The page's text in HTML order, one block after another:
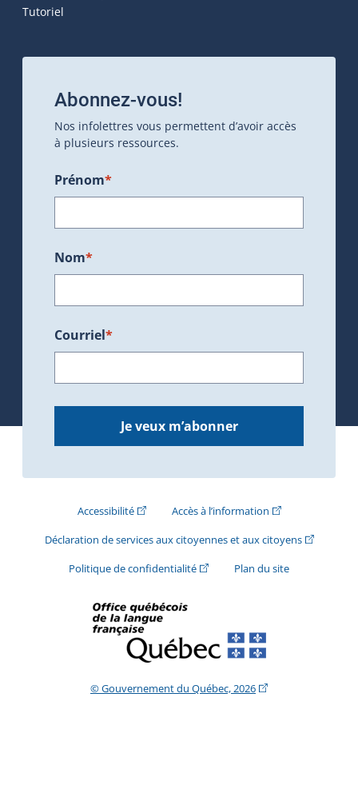
Tutoriel
Abonnez-vous!
Nos infolettres vous permettent d’avoir accès
à plusieurs ressources.
Prénom*
Nom*
Courriel*
Je veux m’abonner
Accessibilité(Cet hyperlien externe s'ouvrira dans une
Accès à l’information(Cet hyperlien
Déclaration de services aux citoyennes et aux citoyens(Cet
Politique de confidentialité(Cet hyperlien externe s'ouvrira
Plan du site
© Gouvernement du Québec, 2026(Cet hyperlien